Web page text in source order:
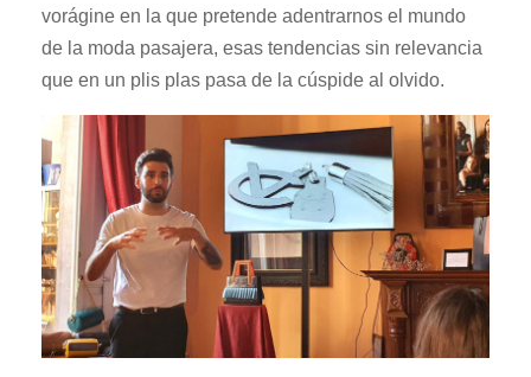
vorágine en la que pretende adentrarnos el mundo
de la moda pasajera, esas tendencias sin relevancia
que en un plis plas pasa de la cúspide al olvido.